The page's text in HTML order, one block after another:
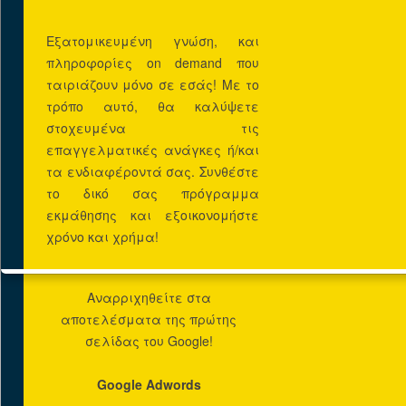
χρόνο!
DOMAIN
Προωθηση
SEO (Search Engine
Optimization)
Αναρριχηθείτε στα
αποτελέσματα της πρώτης
σελίδας του Google!
Google Adwords
Εξατομικευμένη γνώση, και
πληροφορίες on demand που
ταιριάζουν μόνο σε εσάς! Με το
τρόπο αυτό, θα καλύψετε
στοχευμένα τις
επαγγελματικές ανάγκες ή/και
τα ενδιαφέροντά σας. Συνθέστε
το δικό σας πρόγραμμα
εκμάθησης και εξοικονομήστε
χρόνο και χρήμα!